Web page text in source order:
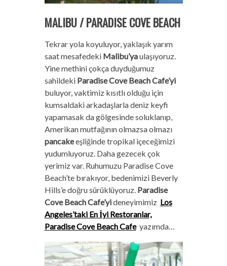
MALIBU / PARADISE COVE BEACH
Tekrar yola koyuluyor, yaklaşık yarım
saat mesafedeki Malibu’yaulaşıyoruz.
Yine methini çokça duyduğumuz
sahildekiParadise Cove Beach Cafe’yi
buluyor, vaktimiz kısıtlı olduğu için
kumsaldaki arkadaşlarla deniz keyfi
yapamasak da gölgesinde soluklanıp,
Amerikan mutfağının olmazsa olmazı
pancakeeşliğinde tropikal içeceğimizi
yudumluyoruz. Daha gezecek çok
yerimiz var. Ruhumuzu Paradise Cove
Beach’te bırakıyor, bedenimizi Beverly
Hills’e doğru sürüklüyoruz. Paradise
Cove Beach Cafe’yideneyimimiz Los
Angeles’taki En İyi Restoranlar,
Paradise Cove Beach Cafe yazımda…